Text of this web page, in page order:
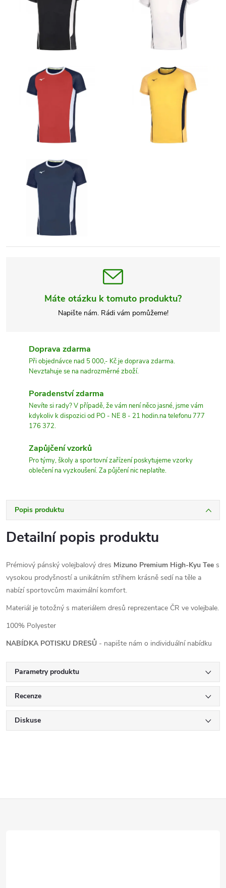
Máte otázku k tomuto produktu?
Napište nám. Rádi vám pomůžeme!
Doprava zdarma
Při objednávce nad 5 000,- Kč je doprava zdarma.
Nevztahuje se na nadrozměrné zboží.
Poradenství zdarma
Nevíte si rady? V případě, že vám není něco jasné, jsme vám
kdykoliv k dispozici od PO - NE 8 - 21 hodin.na telefonu 777
176 372.
Zapůjčení vzorků
Pro týmy, školy a sportovní zařízení poskytujeme vzorky
oblečení na vyzkoušení. Za půjčení nic neplatíte.
Popis produktu
Detailní popis produktu
Prémiový pánský volejbalový dres Mizuno Premium High-Kyu Tee s
vysokou prodyšností a unikátním střihem krásně sedí na těle a
nabízí sportovcům maximální komfort.
Materiál je totožný s materiálem dresů reprezentace ČR ve volejbale.
100% Polyester
NABÍDKA POTISKU DRESŮ - napište nám o individuální nabídku
Parametry produktu
Recenze
Diskuse